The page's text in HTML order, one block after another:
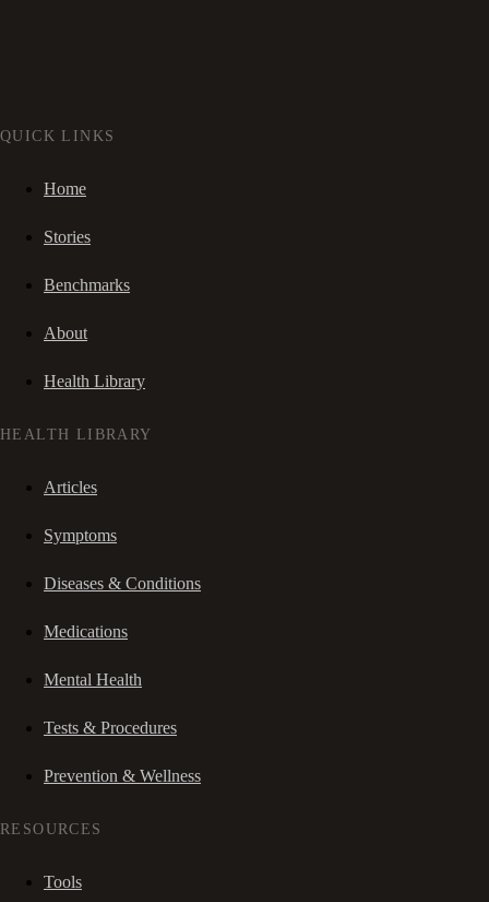
QUICK LINKS
Home
Stories
Benchmarks
About
Health Library
HEALTH LIBRARY
Articles
Symptoms
Diseases & Conditions
Medications
Mental Health
Tests & Procedures
Prevention & Wellness
RESOURCES
Tools